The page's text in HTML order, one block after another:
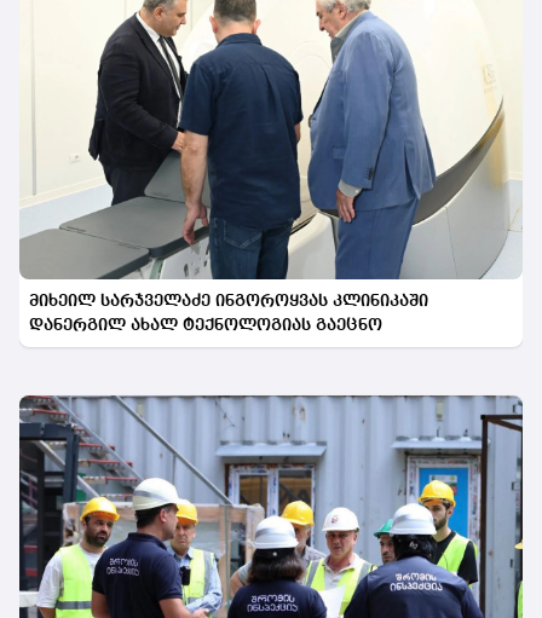
მიხეილ სარჯველაძე ინგოროყვას კლინიკაში
დანერგილ ახალ ტექნოლოგიას გაეცნო